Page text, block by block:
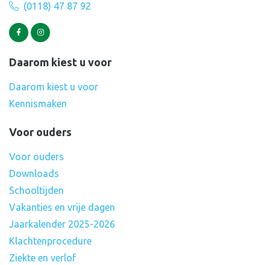
(0118) 47 87 92
Daarom kiest u voor
Daarom kiest u voor
Kennismaken
Voor ouders
Voor ouders
Downloads
Schooltijden
Vakanties en vrije dagen
Jaarkalender 2025-2026
Klachtenprocedure
Ziekte en verlof